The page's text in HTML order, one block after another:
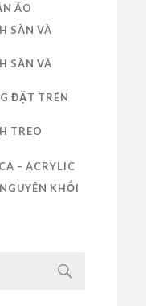
ÁO
SÀN VÀ
SÀN VÀ
ĐẶT TRÊN
TREO
– ACRYLIC
KHỐI